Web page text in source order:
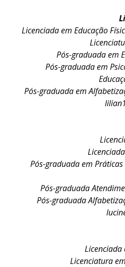
Licenciada em Educação
Pós-graduada em
Pós-graduada em
Pós-graduada em
Pós-graduada em
Pós-graduada
Pós-graduada
Licenciada
Licenciatura